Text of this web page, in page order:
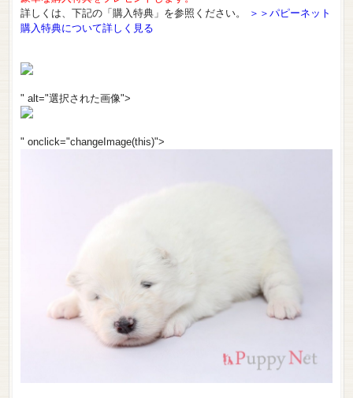
詳しくは、下記の「購入特典」を参照ください。
＞＞パピーネット
購入特典について詳しく見る
" alt="選択された画像">
" onclick="changeImage(this)">